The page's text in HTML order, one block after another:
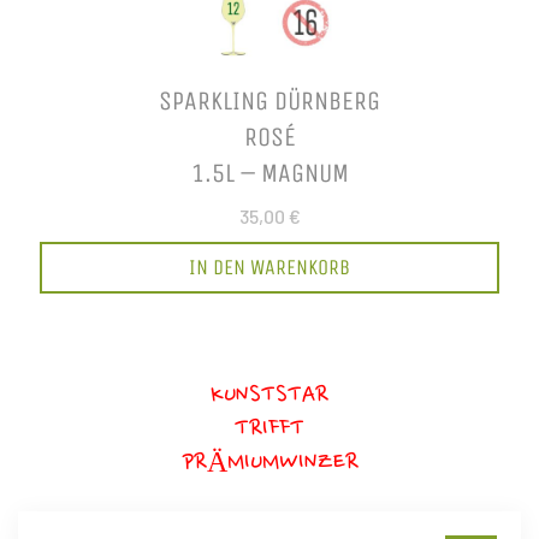
SPARKLING DÜRNBERG
ROSÉ
1.5L – MAGNUM
35,00 €
IN DEN WARENKORB
KUNSTSTAR
TRIFFT
PRÄMIUMWINZER